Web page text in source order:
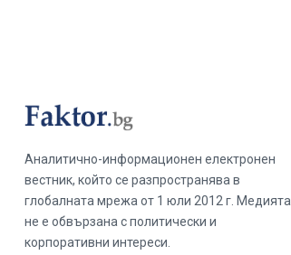
Аналитично-информационен електронен
вестник, който се разпространява в
глобалната мрежа от 1 юли 2012 г. Медията
не е обвързана с политически и
корпоративни интереси.